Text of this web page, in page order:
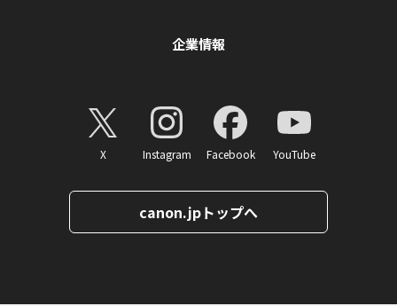
企業情報
X Instagram Facebook YouTube
canon.jpトップへ